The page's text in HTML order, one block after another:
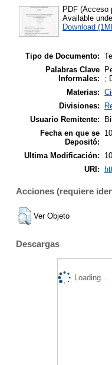
PDF (Acceso
Available
Download
Tipo de Documento:
Palabras Clave
Informales:
;
Materias:
Divisiones:
Usuario Remitente:
Fecha en que se
Depositó:
Ultima Modificación:
URI:
Acciones (requiere
Ver Objeto
Descargas
Loading...